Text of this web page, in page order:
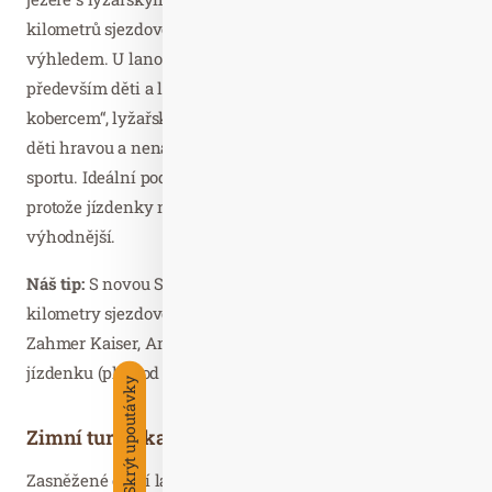
kilometrů sjezdovek vás inspiruje skutečně snovým
výhledem. U lanovky Amberg si na své přijdou
především děti a lyžařští začátečníci. S „kouzelným
kobercem“, lyžařským kolotočem a dětským vlekem se
děti hravou a nenáročnou formou osvojí radosti bílého
sportu. Ideální podmínky tu najdou především rodiny,
protože jízdenky na vleky jsou v Kaiserwinklu pro rodiny
výhodnější.
Náš tip:S novou SkiCard Kaiserwinkl můžete využít celé
kilometry sjezdovek v lyžařském areálu Hochkössen,
Zahmer Kaiser, Amberglift & Lärchenhoflift na jednu
jízdenku (platí od třech dnů výše).
Zimní turistika po tyrolských alpských chatách
Zasněžené okolí láká k fantastickým zimním túrám dolů
Skrýt upoutávky